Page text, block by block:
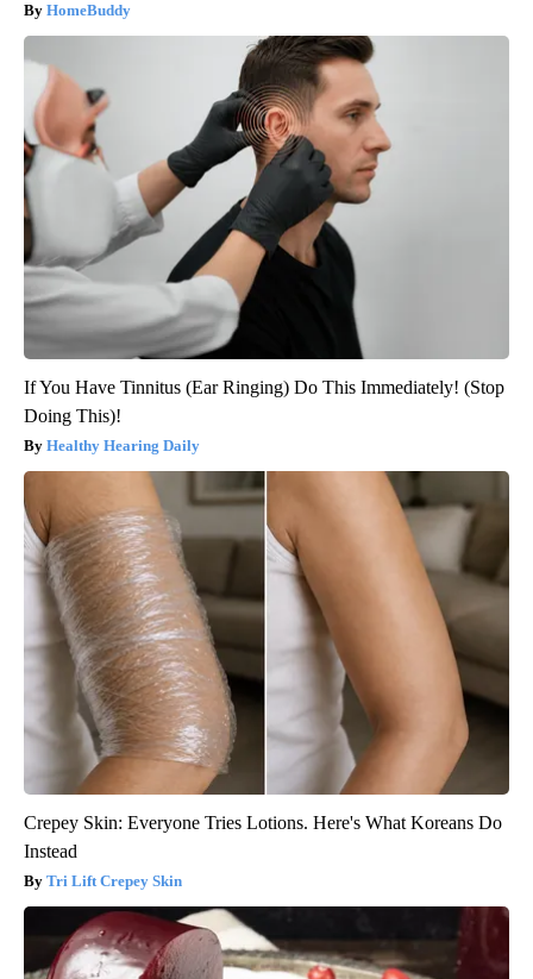
HomeBuddy
If You Have Tinnitus (Ear Ringing) Do This Immediately! (Stop
Doing This)!
Healthy Hearing Daily
Crepey Skin: Everyone Tries Lotions. Here's What Koreans Do
Instead
Tri Lift Crepey Skin